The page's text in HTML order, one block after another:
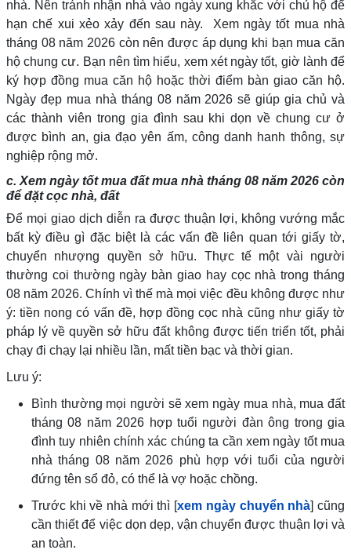
nhà. Nên tránh nhận nhà vào ngày xung khắc với chủ hộ để
hạn chế xui xẻo xảy đến sau này. Xem ngày tốt mua nhà
tháng 08 năm 2026 còn nên được áp dụng khi bạn mua căn
hộ chung cư. Bạn nên tìm hiểu, xem xét ngày tốt, giờ lành để
ký hợp đồng mua căn hộ hoặc thời điểm bàn giao căn hộ.
Ngày đẹp mua nhà tháng 08 năm 2026 sẽ giúp gia chủ và
các thành viên trong gia đình sau khi dọn về chung cư ở
được bình an, gia đạo yên ấm, công danh hanh thông, sự
nghiệp rộng mở.
c. Xem ngày tốt mua đất mua nhà tháng 08 năm 2026 còn
để đặt cọc nhà, đất
Để mọi giao dịch diễn ra được thuận lợi, không vướng mắc
bất kỳ điều gì đặc biệt là các vấn đề liên quan tới giấy tờ,
chuyển nhượng quyền sở hữu. Thực tế một vài người
thường coi thường ngày bàn giao hay cọc nhà trong tháng
08 năm 2026. Chính vì thế mà mọi việc đều không được như
ý: tiền nong có vấn đề, hợp đồng cọc nhà cũng như giấy tờ
pháp lý về quyền sở hữu đất không được tiến triển tốt, phải
chạy đi chạy lại nhiều lần, mất tiền bạc và thời gian.
Lưu ý:
Bình thường mọi người sẽ xem ngày mua nhà, mua đất
tháng 08 năm 2026 hợp tuổi người đàn ông trong gia
đình tuy nhiên chính xác chúng ta cần xem ngày tốt mua
nhà tháng 08 năm 2026 phù hợp với tuổi của người
đứng tên sổ đỏ, có thể là vợ hoặc chồng.
Trước khi về nhà mới thì [xem ngày chuyển nhà] cũng
cần thiết để việc dọn dẹp, vận chuyển được thuận lợi và
an toàn.